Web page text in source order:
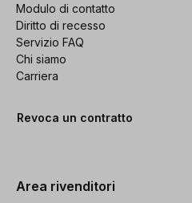
Modulo di contatto
Diritto di recesso
Servizio FAQ
Chi siamo
Carriera
Revoca un contratto
Area rivenditori